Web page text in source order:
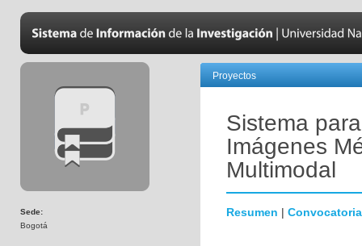
Sede:
Bogotá
Proyectos
Sistema
Imágenes
Multimodal
Resumen | Convocatoria